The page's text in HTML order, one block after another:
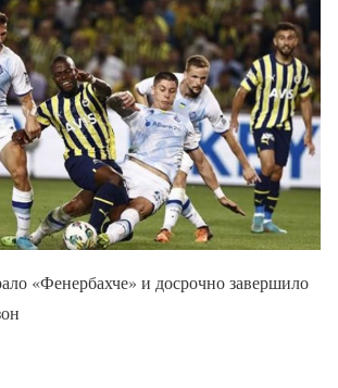
«Фенербахче» и досрочно завершило